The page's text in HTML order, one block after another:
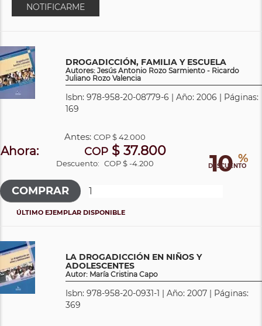
NOTIFICARME
DROGADICCIÓN, FAMILIA Y ESCUELA
Autores: Jesús Antonio Rozo Sarmiento - Ricardo
Juliano Rozo Valencia
Isbn: 978-958-20-08779-6 | Año: 2006 | Páginas:
169
10 %
DESCUENTO
Antes: COP$ 42.000
Ahora: COP $ 37.800
Descuento: COP $ -4.200
ÚLTIMO EJEMPLAR DISPONIBLE
LA DROGADICCIÓN EN NIÑOS Y
ADOLESCENTES
Autor: María Cristina Capo
Isbn: 978-958-20-0931-1 | Año: 2007 | Páginas:
369